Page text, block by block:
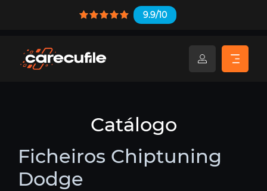
9.9/10
Catálogo
Ficheiros Chiptuning
Dodge